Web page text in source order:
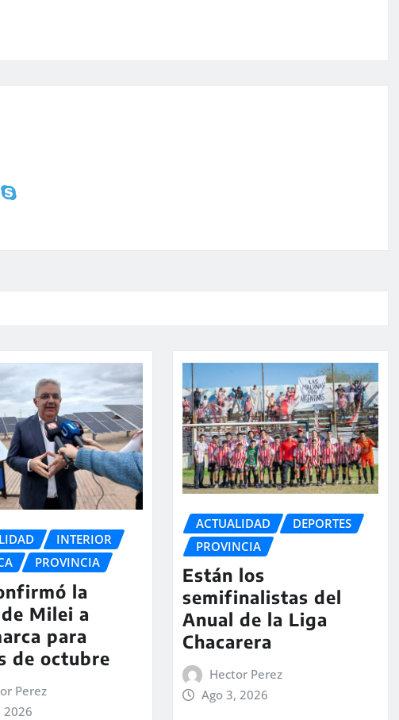
INTERIOR
PROVINCIA
la
Milei a
para
de octubre
Perez
2026
ACTUALIDAD
DEPORTES
PROVINCIA
Están los
semifinalistas del
Anual de la Liga
Chacarera
Hector Perez
Ago 3, 2026